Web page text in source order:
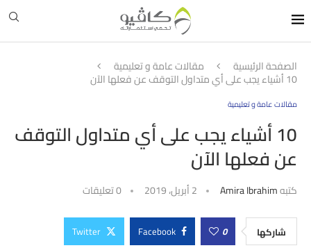
الصفحة الرئيسية مقالات عامة و تعليمية
10 أشياء يجب على أي متداول التوقف عن فعلها الآن
مقالات عامة و تعليمية
10 أشياء يجب على أي متداول التوقف
عن فعلها الآن
كتبهAmira Ibrahim 2 أبريل، 2019 0 تعليقات
شاركها 0
Facebook
Twitter